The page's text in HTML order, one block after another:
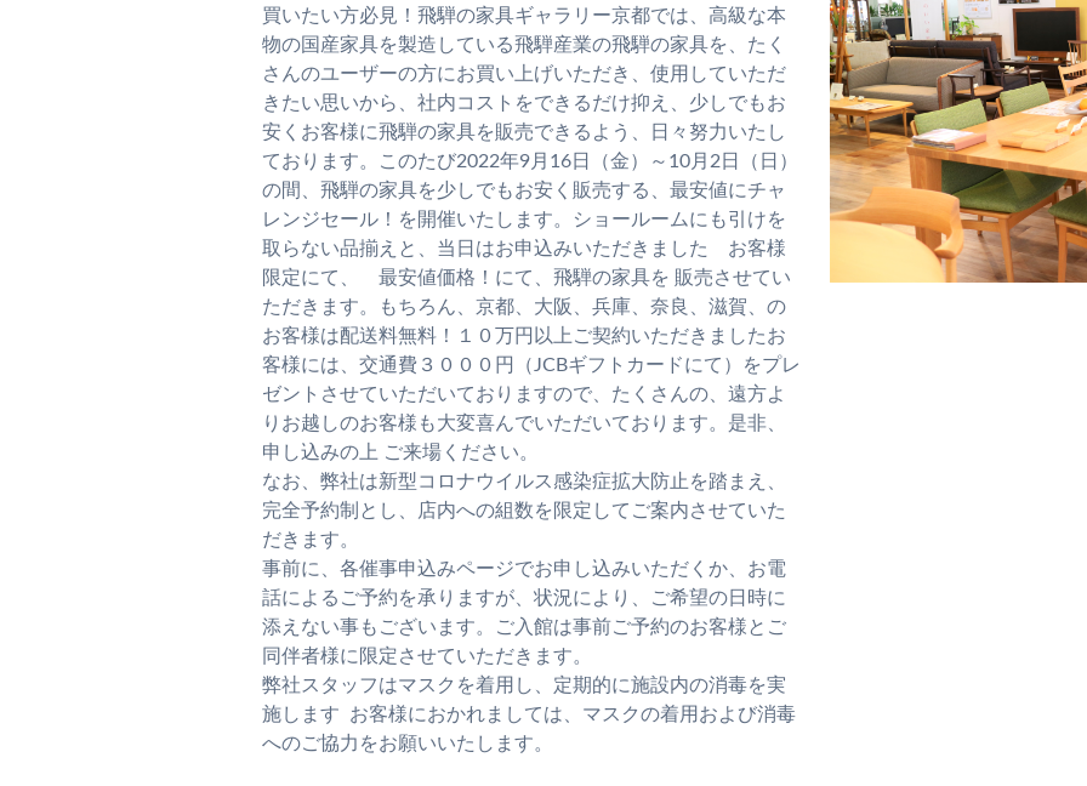
買いたい方必見！飛騨の家具ギャラリー京都では、高級な本
物の国産家具を製造している飛騨産業の飛騨の家具を、たく
さんのユーザーの方にお買い上げいただき、使用していただ
きたい思いから、社内コストをできるだけ抑え、少しでもお
安くお客様に飛騨の家具を販売できるよう、日々努力いたし
ております。このたび2022年9月16日（金）～10月2日（日）
の間、飛騨の家具を少しでもお安く販売する、最安値にチャ
レンジセール！を開催いたします。ショールームにも引けを
取らない品揃えと、当日はお申込みいただきました お客様
限定にて、 最安値価格！にて、飛騨の家具を 販売させてい
ただきます。もちろん、京都、大阪、兵庫、奈良、滋賀、の
お客様は配送料無料！１０万円以上ご契約いただきましたお
客様には、交通費３０００円（JCBギフトカードにて）をプレ
ゼントさせていただいておりますので、たくさんの、遠方よ
りお越しのお客様も大変喜んでいただいております。是非、
申し込みの上 ご来場ください。
なお、弊社は新型コロナウイルス感染症拡大防止を踏まえ、
完全予約制とし、店内への組数を限定してご案内させていた
だきます。
事前に、各催事申込みページでお申し込みいただくか、お電
話によるご予約を承りますが、状況により、ご希望の日時に
添えない事もございます。ご入館は事前ご予約のお客様とご
同伴者様に限定させていただきます。
弊社スタッフはマスクを着用し、定期的に施設内の消毒を実
施します お客様におかれましては、マスクの着用および消毒
へのご協力をお願いいたします。